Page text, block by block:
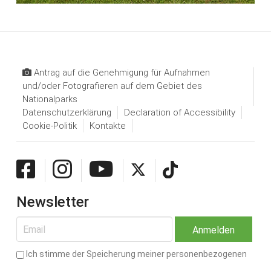
Antrag auf die Genehmigung für Aufnahmen
und/oder Fotografieren auf dem Gebiet des
Nationalparks
Datenschutzerklärung
Declaration of Accessibility
Cookie-Politik
Kontakte
Newsletter
Ich stimme der Speicherung meiner personenbezogenen